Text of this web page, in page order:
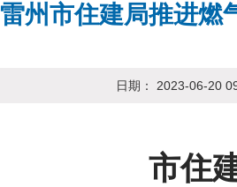
雷州市住建局推进燃
日期： 2023-06-20
市住